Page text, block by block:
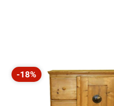
Rabatt
-18%